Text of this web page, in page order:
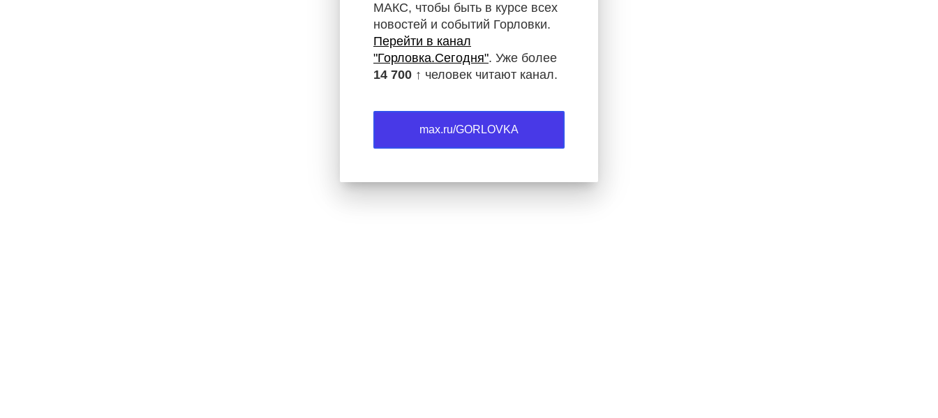
МАКС, чтобы быть в курсе всех
новостей и событий Горловки.
Перейти в канал
"Горловка.Сегодня". Уже более
14 700 ↑ человек читают канал.
max.ru/GORLOVKA